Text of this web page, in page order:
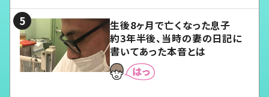
生後8ヶ月で亡くなった息子
約3年半後、当時の妻の日記に
書いてあった本音とは